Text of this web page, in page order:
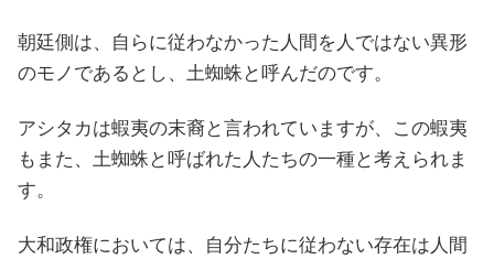
朝廷側は、自らに従わなかった人間を人ではない異形
のモノであるとし、土蜘蛛と呼んだのです。
アシタカは蝦夷の末裔と言われていますが、この蝦夷
もまた、土蜘蛛と呼ばれた人たちの一種と考えられま
す。
大和政権においては、自分たちに従わない存在は人間